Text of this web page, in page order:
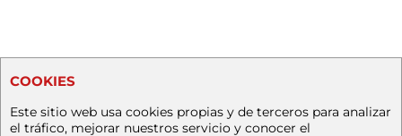
COOKIES
Este sitio web usa cookies propias y de terceros para analizar
el tráfico, mejorar nuestros servicio y conocer el